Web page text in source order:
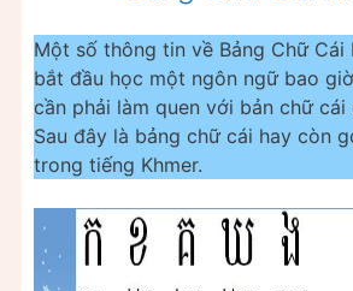
Một số thông tin về Bảng Chữ Cái
bắt đầu học một ngôn ngữ bao
cần phải làm quen với bản chữ
Sau đây là bảng chữ cái hay còn
trong tiếng Khmer.